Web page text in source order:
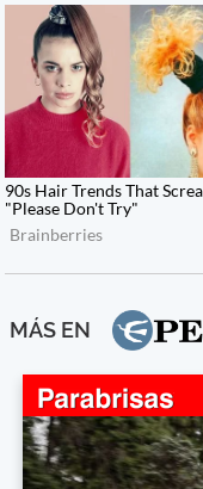
MÁS EN